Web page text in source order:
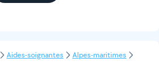
Aides-soignantes
Alpes-maritimes